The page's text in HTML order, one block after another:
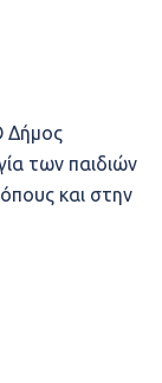
Δήμος
των παιδιών
και στην